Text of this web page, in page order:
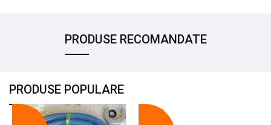
PRODUSE RECOMANDATE
PRODUSE POPULARE